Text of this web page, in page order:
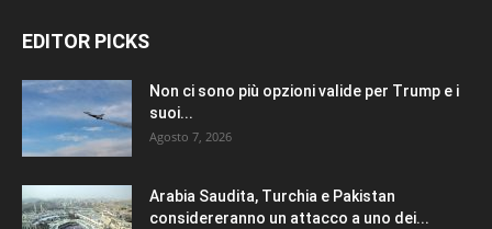
EDITOR PICKS
Non ci sono più opzioni valide per Trump e i
suoi...
Agosto 7, 2026
Arabia Saudita, Turchia e Pakistan
considereranno un attacco a uno dei...